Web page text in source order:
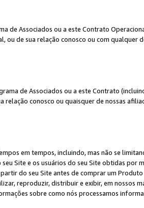
de Associados ou a este Contrato
de sua relação conosco ou com qualquer
de Associados ou a este Contrato
conosco ou quaisquer de nossas
em tempos, incluindo, mas não se
Site e os usuários do seu Site obtidas por
do seu Site antes de comprar um
reproduzir, distribuir e exibir, em nossos
sobre como nós processamos